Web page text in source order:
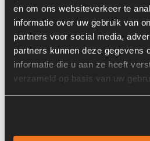
en om ons websiteverkeer te
informatie over uw gebruik van
partners voor social media,
partners kunnen deze gegevens
informatie die u aan ze heeft
verzameld op basis van uw
Onderdeel Type:
Onderdeel nummer:
Locatie: